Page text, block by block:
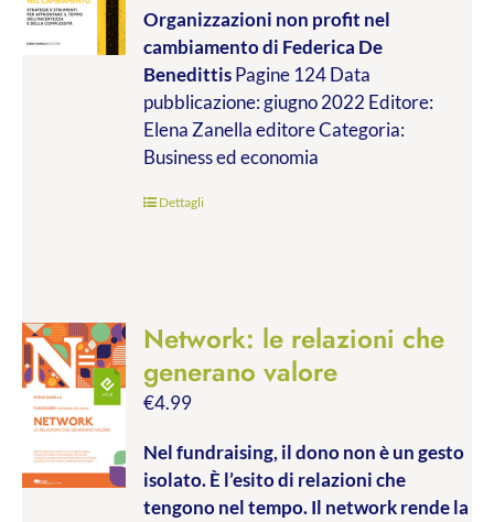
prezzo:
da
€9.99
a
€17.00
Organizzazioni non profit nel
cambiamentodi Federica De
BenedittisPagine 124 Data
pubblicazione: giugno 2022 Editore:
Elena Zanella editore Categoria:
Business ed economia
Dettagli
Network: le relazioni che
generano valore
€4.99
Nel fundraising, il dono non è un gesto
isolato. È l’esito di relazioni che
tengono nel tempo. Il network rende la